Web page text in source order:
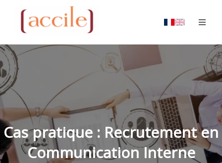
Cas pratique : Recrutement en
Communication Interne